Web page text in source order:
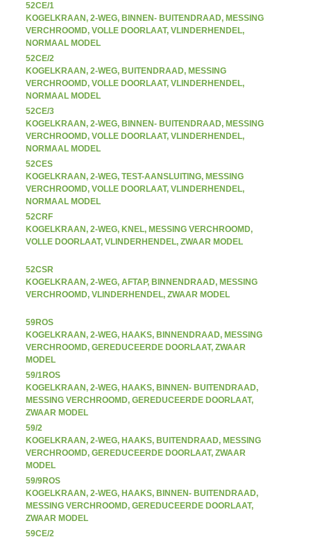
52CE/1
KOGELKRAAN, 2-WEG, BINNEN- BUITENDRAAD, MESSING
VERCHROOMD, VOLLE DOORLAAT, VLINDERHENDEL,
NORMAAL MODEL
52CE/2
KOGELKRAAN, 2-WEG, BUITENDRAAD, MESSING
VERCHROOMD, VOLLE DOORLAAT, VLINDERHENDEL,
NORMAAL MODEL
52CE/3
KOGELKRAAN, 2-WEG, BINNEN- BUITENDRAAD, MESSING
VERCHROOMD, VOLLE DOORLAAT, VLINDERHENDEL,
NORMAAL MODEL
52CES
KOGELKRAAN, 2-WEG, TEST-AANSLUITING, MESSING
VERCHROOMD, VOLLE DOORLAAT, VLINDERHENDEL,
NORMAAL MODEL
52CRF
KOGELKRAAN, 2-WEG, KNEL, MESSING VERCHROOMD,
VOLLE DOORLAAT, VLINDERHENDEL, ZWAAR MODEL
52CSR
KOGELKRAAN, 2-WEG, AFTAP, BINNENDRAAD, MESSING
VERCHROOMD, VLINDERHENDEL, ZWAAR MODEL
59ROS
KOGELKRAAN, 2-WEG, HAAKS, BINNENDRAAD, MESSING
VERCHROOMD, GEREDUCEERDE DOORLAAT, ZWAAR
MODEL
59/1ROS
KOGELKRAAN, 2-WEG, HAAKS, BINNEN- BUITENDRAAD,
MESSING VERCHROOMD, GEREDUCEERDE DOORLAAT,
ZWAAR MODEL
59/2
KOGELKRAAN, 2-WEG, HAAKS, BUITENDRAAD, MESSING
VERCHROOMD, GEREDUCEERDE DOORLAAT, ZWAAR
MODEL
59/9ROS
KOGELKRAAN, 2-WEG, HAAKS, BINNEN- BUITENDRAAD,
MESSING VERCHROOMD, GEREDUCEERDE DOORLAAT,
ZWAAR MODEL
59CE/2